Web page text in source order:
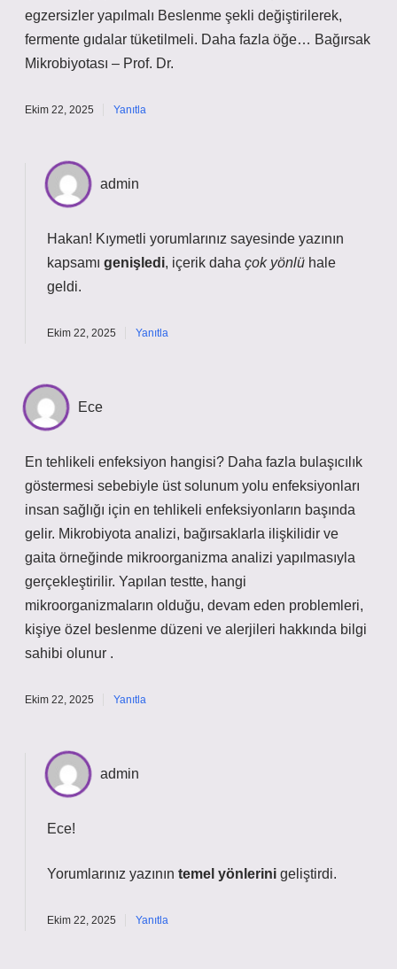
egzersizler yapılmalı Beslenme şekli değiştirilerek,
fermente gıdalar tüketilmeli. Daha fazla öğe… Bağırsak
Mikrobiyotası – Prof. Dr.
Ekim 22, 2025 Yanıtla
admin
Hakan! Kıymetli yorumlarınız sayesinde yazının
kapsamı genişledi, içerik daha çok yönlü hale
geldi.
Ekim 22, 2025 Yanıtla
Ece
En tehlikeli enfeksiyon hangisi? Daha fazla bulaşıcılık
göstermesi sebebiyle üst solunum yolu enfeksiyonları
insan sağlığı için en tehlikeli enfeksiyonların başında
gelir. Mikrobiyota analizi, bağırsaklarla ilişkilidir ve
gaita örneğinde mikroorganizma analizi yapılmasıyla
gerçekleştirilir. Yapılan testte, hangi
mikroorganizmaların olduğu, devam eden problemleri,
kişiye özel beslenme düzeni ve alerjileri hakkında bilgi
sahibi olunur .
Ekim 22, 2025 Yanıtla
admin
Ece!
Yorumlarınız yazının temel yönlerini geliştirdi.
Ekim 22, 2025 Yanıtla